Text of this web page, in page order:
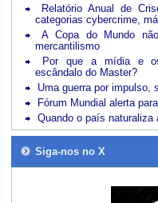
Relatório Anual de
categorias cybercrime,
A Copa do Mundo
mercantilismo
Por que a mídia e
escândalo do Master?
Uma guerra por impulso,
Fórum Mundial alerta
Quando o país
Siga-nos no X